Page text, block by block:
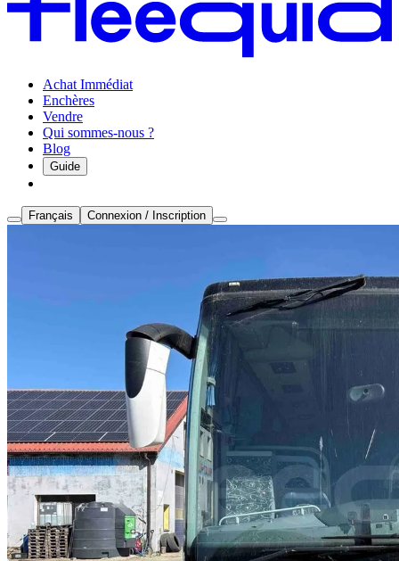
Achat Immédiat
Enchères
Vendre
Qui sommes-nous ?
Blog
Guide
Français Connexion / Inscription